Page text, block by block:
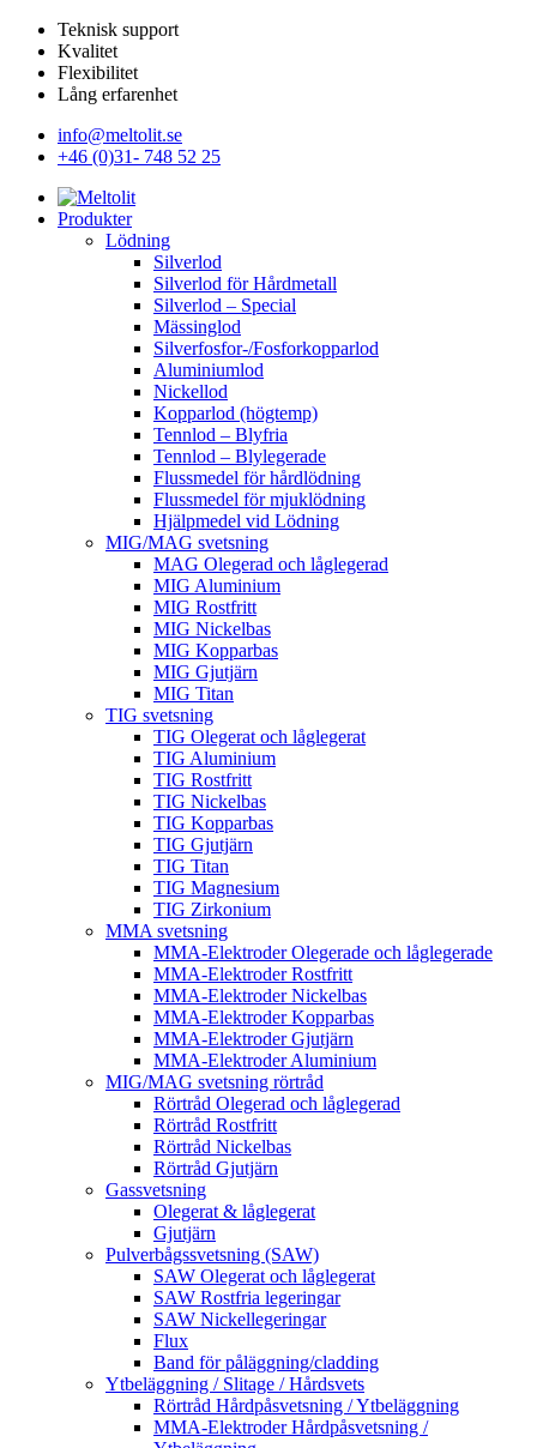
Teknisk support
Kvalitet
Flexibilitet
Lång erfarenhet
info@meltolit.se
+46 (0)31- 748 52 25
Produkter
Lödning
Silverlod
Silverlod för Hårdmetall
Silverlod – Special
Mässinglod
Silverfosfor-/Fosforkopparlod
Aluminiumlod
Nickellod
Kopparlod (högtemp)
Tennlod – Blyfria
Tennlod – Blylegerade
Flussmedel för hårdlödning
Flussmedel för mjuklödning
Hjälpmedel vid Lödning
MIG/MAG svetsning
MAG Olegerad och låglegerad
MIG Aluminium
MIG Rostfritt
MIG Nickelbas
MIG Kopparbas
MIG Gjutjärn
MIG Titan
TIG svetsning
TIG Olegerat och låglegerat
TIG Aluminium
TIG Rostfritt
TIG Nickelbas
TIG Kopparbas
TIG Gjutjärn
TIG Titan
TIG Magnesium
TIG Zirkonium
MMA svetsning
MMA-Elektroder Olegerade och låglegerade
MMA-Elektroder Rostfritt
MMA-Elektroder Nickelbas
MMA-Elektroder Kopparbas
MMA-Elektroder Gjutjärn
MMA-Elektroder Aluminium
MIG/MAG svetsning rörtråd
Rörtråd Olegerad och låglegerad
Rörtråd Rostfritt
Rörtråd Nickelbas
Rörtråd Gjutjärn
Gassvetsning
Olegerat & låglegerat
Gjutjärn
Pulverbågssvetsning (SAW)
SAW Olegerat och låglegerat
SAW Rostfria legeringar
SAW Nickellegeringar
Flux
Band för påläggning/cladding
Ytbeläggning / Slitage / Hårdsvets
Rörtråd Hårdpåsvetsning / Ytbeläggning
MMA-Elektroder Hårdpåsvetsning /